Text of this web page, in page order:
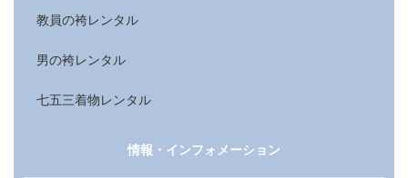
教員の袴レンタル
男の袴レンタル
七五三着物レンタル
情報・インフォメーション